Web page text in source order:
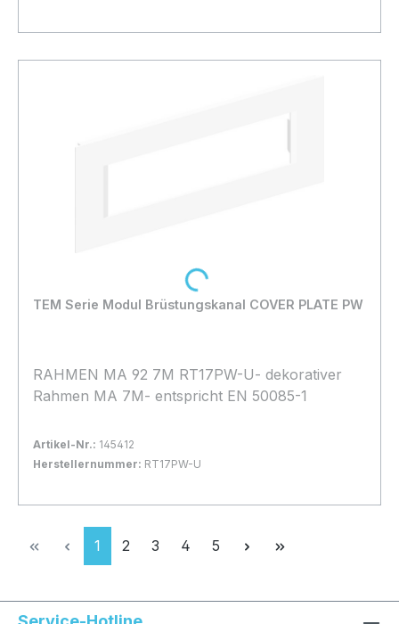
In den Warenkorb
TEM Serie Modul Brüstungskanal COVER PLATE PW
RAHMEN MA 92 7M RT17PW-U- dekorativer
Rahmen MA 7M- entspricht EN 50085-1
Artikel-Nr.: 145412
Herstellernummer: RT17PW-U
In den Warenkorb
Loading...
Seite
1 Seite
2 Seite
3 Seite
4 Seite
5